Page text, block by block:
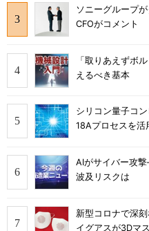
ソニーグループ
CFOがコメント
「取りあえずボ
えるべき基本
シリコン量子コ
18Aプロセスを活
AIがサイバー攻
波及リスクは
新型コロナで深
イグアスが3Dマ